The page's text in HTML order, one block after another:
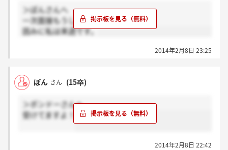
＞ぽんさんへ
一次面接もうしましたか？
因みに私は来週です。
2014年2月8日 23:25
ぽん さん (15卒)
＞ポンドーさんへ
受けてますよ！
2014年2月8日 22:42